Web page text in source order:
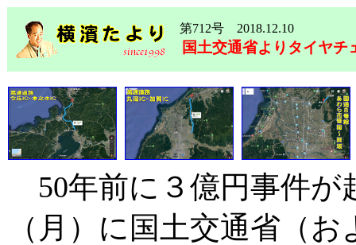
第712号 2018.12.10
国土交通省よりタイヤチ
50年前に３億円事件が
（月）に国土交通省（